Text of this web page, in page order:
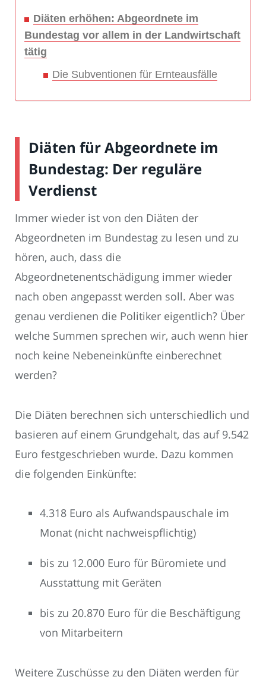
Diäten erhöhen: Abgeordnete im
Bundestag vor allem in der Landwirtschaft
tätig
Die Subventionen für Ernteausfälle
Diäten für Abgeordnete im
Bundestag: Der reguläre
Verdienst
Immer wieder ist von den Diäten der
Abgeordneten im Bundestag zu lesen und zu
hören, auch, dass die
Abgeordnetenentschädigung immer wieder
nach oben angepasst werden soll. Aber was
genau verdienen die Politiker eigentlich? Über
welche Summen sprechen wir, auch wenn hier
noch keine Nebeneinkünfte einberechnet
werden?
Die Diäten berechnen sich unterschiedlich und
basieren auf einem Grundgehalt, das auf 9.542
Euro festgeschrieben wurde. Dazu kommen
die folgenden Einkünfte:
4.318 Euro als Aufwandspauschale im
Monat (nicht nachweispflichtig)
bis zu 12.000 Euro für Büromiete und
Ausstattung mit Geräten
bis zu 20.870 Euro für die Beschäftigung
von Mitarbeitern
Weitere Zuschüsse zu den Diäten werden für